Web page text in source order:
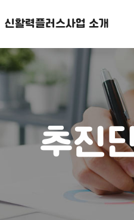
신활력플러스사업 소개
추진